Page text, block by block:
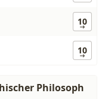
10
10
Philosoph